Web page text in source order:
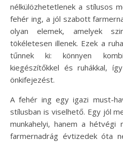
nélkülözhetetlenek a stílusos
fehér ing, a jól szabott
olyan elemek, amelyek
tökéletesen illenek. Ezek a
tűnnek ki: könnyen
kiegészítőkkel és ruhákkal,
önkifejezést.
A fehér ing egy igazi must-
stílusban is viselhető. Egy jól
munkahelyi, hanem a hétvégi
farmernadrág évtizedek óta